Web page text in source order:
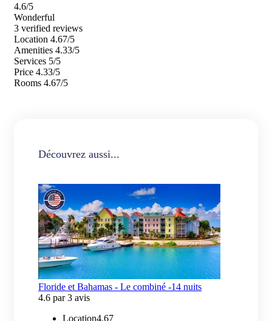
4.6/5
Wonderful
3 verified reviews
Location 4.67/5
Amenities 4.33/5
Services 5/5
Price 4.33/5
Rooms 4.67/5
Découvrez aussi...
Floride et Bahamas - Le combiné -14 nuits
4.6 par 3 avis
Location4.67